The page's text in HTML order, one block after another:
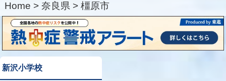
Home > 奈良県 > 橿原市
新沢小学校